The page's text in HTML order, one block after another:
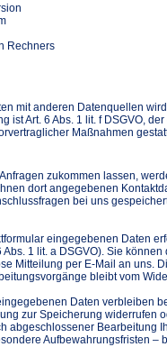
Rechners
mit anderen Datenquellen
ist Art. 6 Abs. 1 lit. f DSGVO,
Maßnahmen
zukommen lassen,
dort angegebenen
bei uns
eingegebenen Daten
1 lit. a DSGVO). Sie
Mitteilung per E-Mail an uns.
bleibt vom
Daten verbleiben
zur Speicherung widerrufen
abgeschlossener Bearbeitung
Aufbewahrungsfristen –